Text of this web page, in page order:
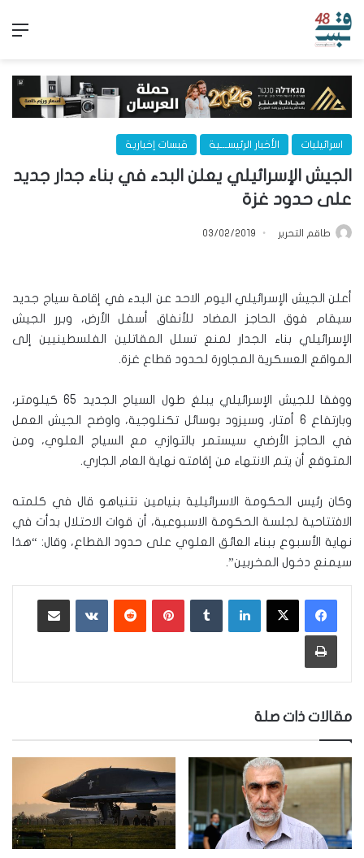
اسرائيليات الأخبار الرئيســـية قبسات إخبارية
الجيش الإسرائيلي يعلن البدء في بناء جدار جديد
على حدود غزة
طاقم التحرير 03/02/2019
أعلن الجيش الإسرائيلي اليوم الاحد عن البدء في إقامة سياج جديد
سيقام فوق الحاجز المضاد للأنفاق أسفل الأرض، وبرر الجيش
الإسرائيلي بناء الجدار لمنع تسلل المقاتلين الفلسطينيين إلى
المواقع العسكرية المجاورة لحدود قطاع غزة.
ووفقا للجيش الإسرائيلي يبلغ طول السياج الجديد 65 كيلومتر،
وبارتفاع 6 أمتار، وسيزود بوسائل تكنلوجية، واوضح الجيش العمل
في الحاجز الأرضي سيستمر بالتوازي مع السياج العلوي، ومن
المتوقع أن يتم الانتهاء من إقامته نهاية العام الجاري.
وكان رئيس الحكومة الاسرائيلية بنيامين نتنياهو قال في كلمته
الافتتاحية لجلسة الحكومة الاسبوعية، أن قوات الاحتلال بدأت في
نهاية الأسبوع ببناء العائق العلوي على حدود القطاع، وقال: “هذا
سيمنع دخول المخربين”.
لينكدإن بينتيريست ‏VKontakte
طباعة
مقالات ذات صلة